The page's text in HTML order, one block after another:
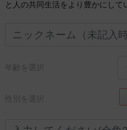
と人の共同生活をより豊かにして
年齢を選択
性別を選択